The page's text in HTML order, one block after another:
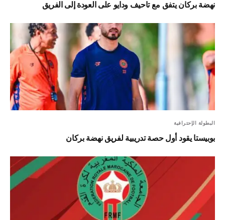
نهضة بركان يتفق مع تاحيف ودايو على العودة إلى الفريق
البطولة الإحترافية
بوبيستا يقود أول حصة تدريبية لفريق نهضة بركان